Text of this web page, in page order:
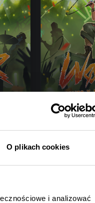
O plikach cookies
i analizować
WØNDER
Lublin, 13.09.2026